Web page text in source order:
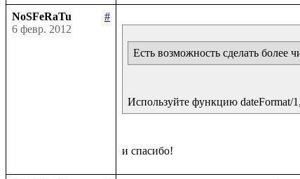
NoSFeRaTu
#
6 февр. 2012
Есть возможность сделать более
Используйте функцию